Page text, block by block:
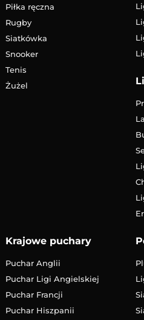
Piłka ręczna
Rugby
Siatkówka
Snooker
Tenis
Żużel
Krajowe puchary
Puchar Anglii
Puchar Ligi Angielskiej
Puchar Francji
Puchar Hiszpanii